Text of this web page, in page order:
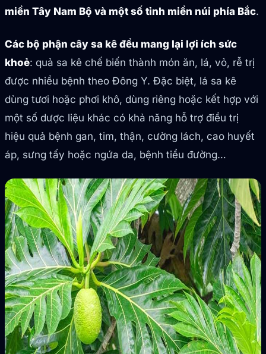
miền Tây Nam Bộ và một số tỉnh miền núi phía Bắc.
Các bộ phận cây sa kê đều mang lại lợi ích sức
khoẻ: quả sa kê chế biến thành món ăn, lá, vỏ, rễ trị
được nhiều bệnh theo Đông Y. Đặc biệt, lá sa kê
dùng tươi hoặc phơi khô, dùng riêng hoặc kết hợp với
một số dược liệu khác có khả năng hỗ trợ điều trị
hiệu quả bệnh gan, tim, thận, cường lách, cao huyết
áp, sưng tấy hoặc ngứa da, bệnh tiểu đường…